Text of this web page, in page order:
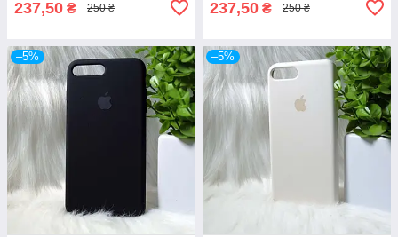
237,50 ₴ 250 ₴ 237,50 ₴ 250 ₴
–5% –5%